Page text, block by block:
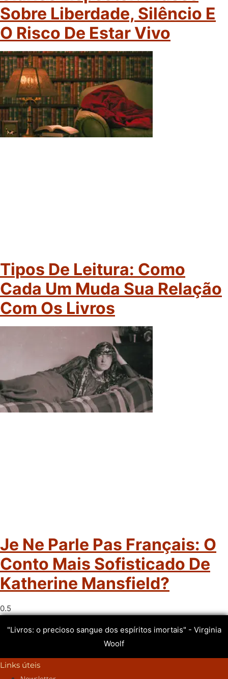
Sobre Liberdade, Silêncio E
O Risco De Estar Vivo
Tipos De Leitura: Como
Cada Um Muda Sua Relação
Com Os Livros
Je Ne Parle Pas Français: O
Conto Mais Sofisticado De
Katherine Mansfield?
"Livros: o precioso sangue dos espíritos imortais" - Virginia
Woolf
Links úteis